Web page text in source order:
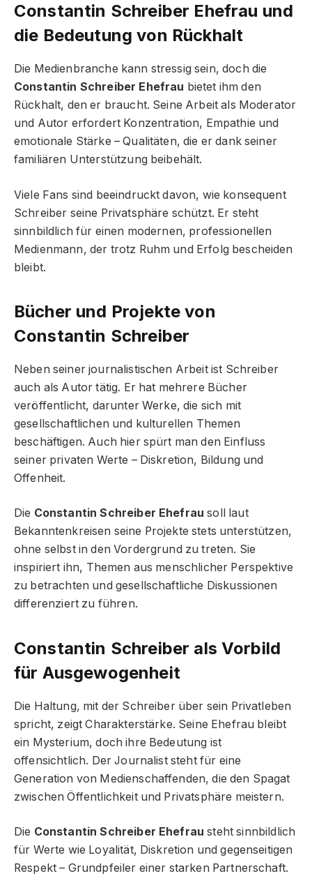
Constantin Schreiber Ehefrau und
die Bedeutung von Rückhalt
Die Medienbranche kann stressig sein, doch die
Constantin Schreiber Ehefrau bietet ihm den
Rückhalt, den er braucht. Seine Arbeit als Moderator
und Autor erfordert Konzentration, Empathie und
emotionale Stärke – Qualitäten, die er dank seiner
familiären Unterstützung beibehält.
Viele Fans sind beeindruckt davon, wie konsequent
Schreiber seine Privatsphäre schützt. Er steht
sinnbildlich für einen modernen, professionellen
Medienmann, der trotz Ruhm und Erfolg bescheiden
bleibt.
Bücher und Projekte von
Constantin Schreiber
Neben seiner journalistischen Arbeit ist Schreiber
auch als Autor tätig. Er hat mehrere Bücher
veröffentlicht, darunter Werke, die sich mit
gesellschaftlichen und kulturellen Themen
beschäftigen. Auch hier spürt man den Einfluss
seiner privaten Werte – Diskretion, Bildung und
Offenheit.
Die Constantin Schreiber Ehefrau soll laut
Bekanntenkreisen seine Projekte stets unterstützen,
ohne selbst in den Vordergrund zu treten. Sie
inspiriert ihn, Themen aus menschlicher Perspektive
zu betrachten und gesellschaftliche Diskussionen
differenziert zu führen.
Constantin Schreiber als Vorbild
für Ausgewogenheit
Die Haltung, mit der Schreiber über sein Privatleben
spricht, zeigt Charakterstärke. Seine Ehefrau bleibt
ein Mysterium, doch ihre Bedeutung ist
offensichtlich. Der Journalist steht für eine
Generation von Medienschaffenden, die den Spagat
zwischen Öffentlichkeit und Privatsphäre meistern.
Die Constantin Schreiber Ehefrau steht sinnbildlich
für Werte wie Loyalität, Diskretion und gegenseitigen
Respekt – Grundpfeiler einer starken Partnerschaft.